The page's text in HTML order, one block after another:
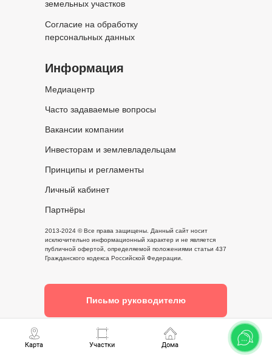
2013-2024 © Все права защищены. Данный сайт носит
исключительно информационный характер и не является
публичной офертой, определяемой положениями статьи 437
Гражданского кодекса Российской Федерации.
Информация
Медиацентр
Часто задаваемые вопросы
земельных участков
Вакансии компании
Согласие на обработку
персональных данных
Инвесторам и землевладельцам
Принципы и регламенты
Личный кабинет
Письмо руководителю
Партнёры
Карта Участки Дома